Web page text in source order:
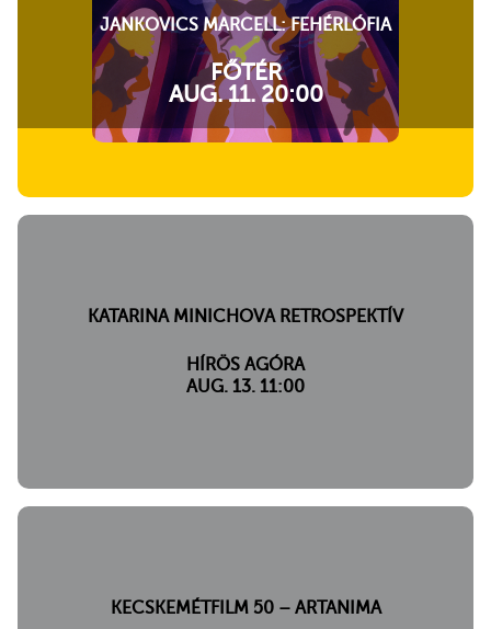
JANKOVICS MARCELL: FEHÉRLÓFIA
FŐTÉR
AUG. 11. 20:00
KATARINA MINICHOVA RETROSPEKTÍV
HÍRÖS AGÓRA
AUG. 13. 11:00
KECSKEMÉTFILM 50 – ARTANIMA